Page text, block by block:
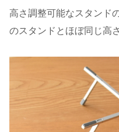
高さ調整可能なスタンド
のスタンドとほぼ同じ高